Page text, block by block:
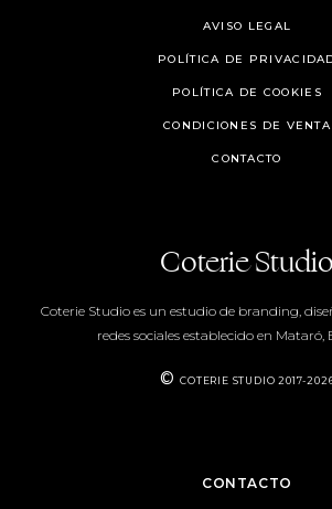
AVISO LEGAL
POLÍTICA DE
POLÍTICA DE COOKIES
CONDICIONES DE VENTA
CONTACTO
Coterie Studio
Coterie Studio es un estudio de branding,
redes sociales establecido en Mataró,
©COTERIE STUDIO 2017-
CONTACTO